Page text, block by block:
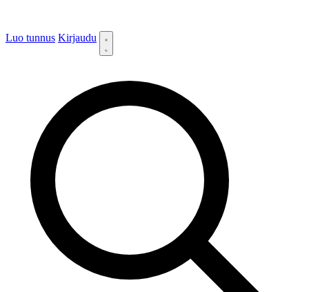
Luo tunnus Kirjaudu